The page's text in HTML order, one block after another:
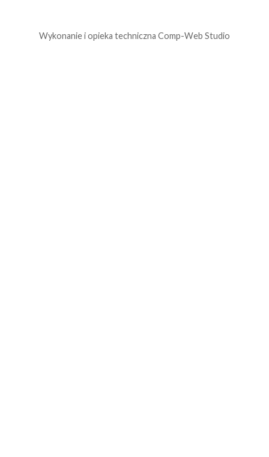
Wykonanie i opieka techniczna Comp-Web Studio